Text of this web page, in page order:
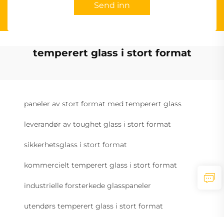
Send inn
temperert glass i stort format
paneler av stort format med temperert glass
leverandør av toughet glass i stort format
sikkerhetsglass i stort format
kommercielt temperert glass i stort format
industrielle forsterkede glasspaneler
utendørs temperert glass i stort format